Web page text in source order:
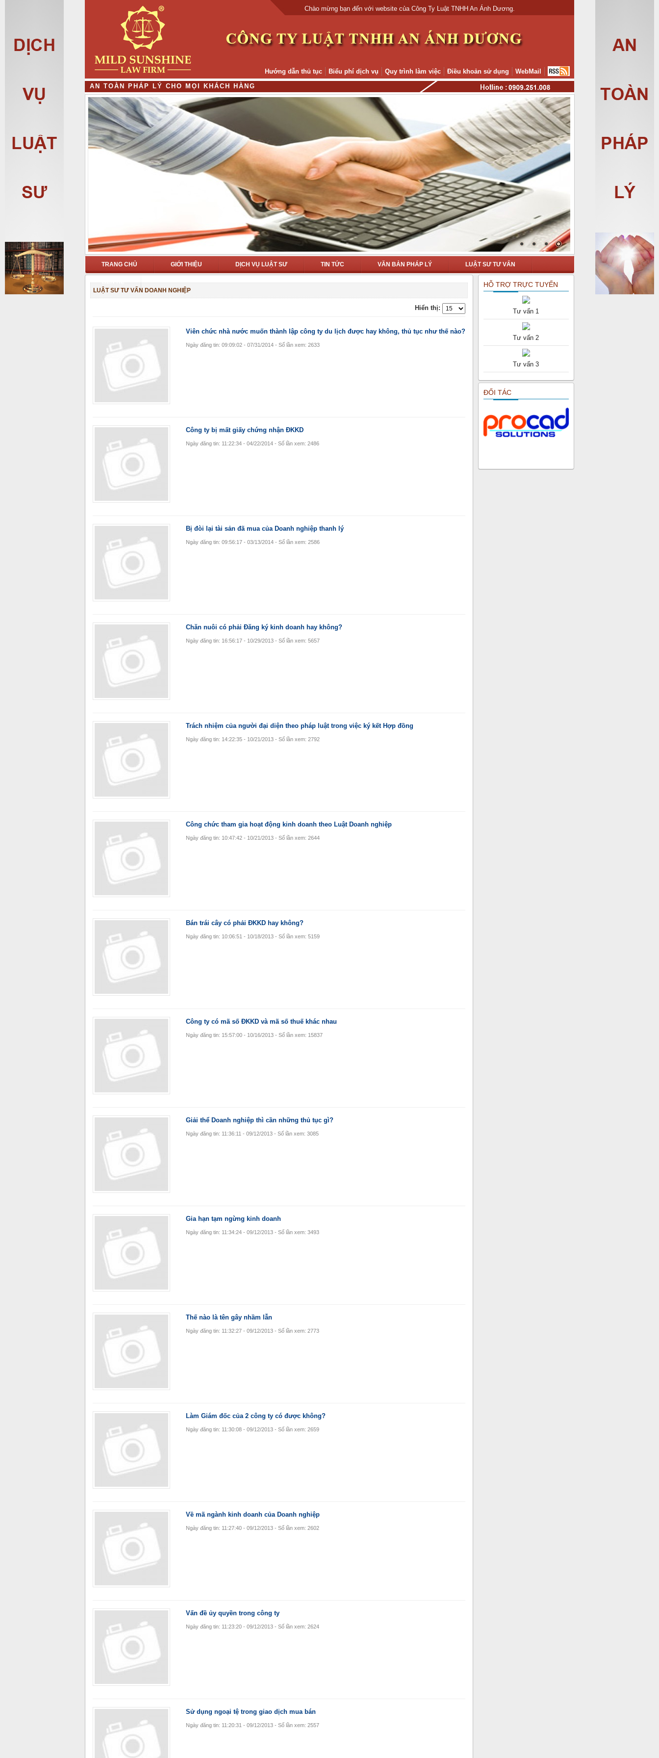
Chào mừng bạn đến với website của Công Ty Luật TNHH An Ánh Dương.
Hướng dẫn thủ tục Biểu phí dịch vụ Quy trình làm việc Điều khoản sử dụng
WebMail
A N TOÀ N P H Á P LÝ C H O M Ọ K H ÁC H H À N G
TRANG CHỦ GIỚI THIỆU DỊCH VỤ LUẬT SƯ TIN TỨC VĂN BẢN PHÁP LÝ LUẬT SƯ TƯ VẤN
LIÊN HỆ
LUẬT SƯ TƯ VẤN DOANH NGHIỆP
Hiển thị:
Viên chức nhà nước muốn thành lập công ty du lịch được hay không, thủ tục như thế nào?
Ngày đăng tin: 09:09:02 - 07/31/2014 - Số lần xem: 2633
Công ty bị mất giấy chứng nhận ĐKKD
Ngày đăng tin: 11:22:34 - 04/22/2014 - Số lần xem: 2486
Bị đòi lại tài sản đã mua của Doanh nghiệp thanh lý
Ngày đăng tin: 09:56:17 - 03/13/2014 - Số lần xem: 2586
Chăn nuôi có phải Đăng ký kinh doanh hay không?
Ngày đăng tin: 16:56:17 - 10/29/2013 - Số lần xem: 5657
Trách nhiệm của người đại diện theo pháp luật trong việc ký kết Hợp đồng
Ngày đăng tin: 14:22:35 - 10/21/2013 - Số lần xem: 2792
Công chức tham gia hoạt động kinh doanh theo Luật Doanh nghiệp
Ngày đăng tin: 10:47:42 - 10/21/2013 - Số lần xem: 2644
Bán trái cây có phải ĐKKD hay không?
Ngày đăng tin: 10:06:51 - 10/18/2013 - Số lần xem: 5159
Công ty có mã số ĐKKD và mã số thuế khác nhau
Ngày đăng tin: 15:57:00 - 10/16/2013 - Số lần xem: 15837
Giải thể Doanh nghiệp thì cần những thủ tục gì?
Ngày đăng tin: 11:36:11 - 09/12/2013 - Số lần xem: 3085
Gia hạn tạm ngừng kinh doanh
Ngày đăng tin: 11:34:24 - 09/12/2013 - Số lần xem: 3493
Thế nào là tên gây nhầm lẫn
Ngày đăng tin: 11:32:27 - 09/12/2013 - Số lần xem: 2773
Làm Giám đốc của 2 công ty có được không?
Ngày đăng tin: 11:30:08 - 09/12/2013 - Số lần xem: 2659
Về mã ngành kinh doanh của Doanh nghiệp
Ngày đăng tin: 11:27:40 - 09/12/2013 - Số lần xem: 2602
Vấn đề ủy quyền trong công ty
Ngày đăng tin: 11:23:20 - 09/12/2013 - Số lần xem: 2624
Sử dụng ngoại tệ trong giao dịch mua bán
Ngày đăng tin: 11:20:31 - 09/12/2013 - Số lần xem: 2557
HỖ TRỢ TRỰC TUYẾN
Tư vấn 1
Tư vấn 2
Tư vấn 3
ĐỐI TÁC